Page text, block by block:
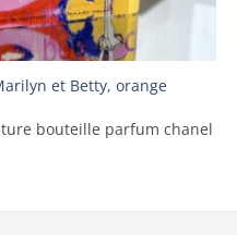
et Betty, orange
bouteille parfum chanel